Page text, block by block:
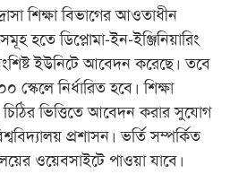
শিক্ষা বিভাগের আওতাধীন
হতে ডিপ্লোমা-ইন-ইঞ্জিনিয়ারিং
ইউনিটে আবেদন করেছে। তবে
স্কেলে নির্ধারিত হবে। শিক্ষা
চিঠির ভিত্তিতে আবেদন করার সুযোগ
প্রশাসন। ভর্তি সম্পর্কিত
ওয়েবসাইটে পাওয়া যাবে।